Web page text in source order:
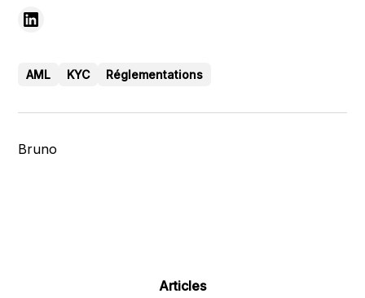
Réglementations
KYC
AML
Bruno
Articles